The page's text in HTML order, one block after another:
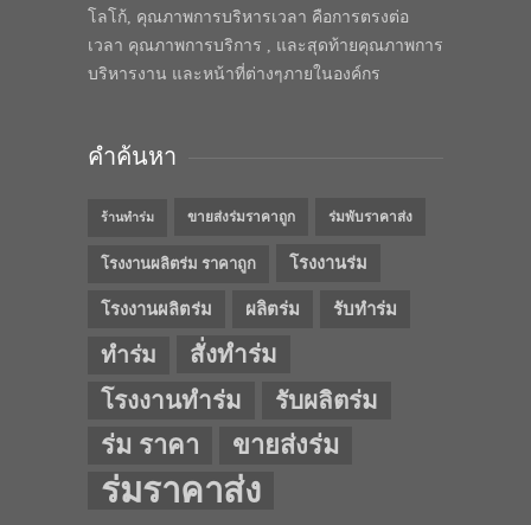
โลโก้, คุณภาพการบริหารเวลา คือการตรงต่อ
เวลา คุณภาพการบริการ , และสุดท้ายคุณภาพการ
บริหารงาน และหน้าที่ต่างๆภายในองค์กร
คำค้นหา
ร้านทำร่ม ขายส่งร่มราคาถูก ร่มพับราคาส่ง
โรงงานผลิตร่ม ราคาถูก โรงงานร่ม
โรงงานผลิตร่ม ผลิตร่ม รับทำร่ม
ทำร่ม
สั่งทำร่ม
โรงงานทำร่ม
รับผลิตร่ม
ร่ม ราคา ขายส่งร่ม
ร่มราคาส่ง